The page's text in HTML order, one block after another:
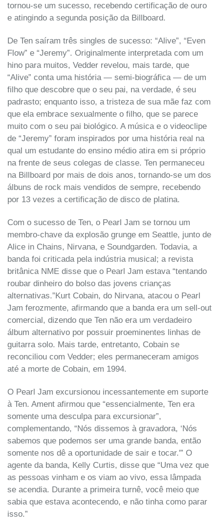
tornou-se um sucesso, recebendo certificação de ouro
e atingindo a segunda posição da Billboard.
De Ten saíram três singles de sucesso: “Alive”, “Even
Flow” e “Jeremy”. Originalmente interpretada com um
hino para muitos, Vedder revelou, mais tarde, que
“Alive” conta uma história — semi-biográfica — de um
filho que descobre que o seu pai, na verdade, é seu
padrasto; enquanto isso, a tristeza de sua mãe faz com
que ela embrace sexualmente o filho, que se parece
muito com o seu pai biológico. A música e o videoclipe
de “Jeremy” foram inspirados por uma história real na
qual um estudante do ensino médio atira em si próprio
na frente de seus colegas de classe. Ten permaneceu
na Billboard por mais de dois anos, tornando-se um dos
álbuns de rock mais vendidos de sempre, recebendo
por 13 vezes a certificação de disco de platina.
Com o sucesso de Ten, o Pearl Jam se tornou um
membro-chave da explosão grunge em Seattle, junto de
Alice in Chains, Nirvana, e Soundgarden. Todavia, a
banda foi criticada pela indústria musical; a revista
britânica NME disse que o Pearl Jam estava “tentando
roubar dinheiro do bolso das jovens crianças
alternativas.”Kurt Cobain, do Nirvana, atacou o Pearl
Jam ferozmente, afirmando que a banda era um sell-out
comercial, dizendo que Ten não era um verdadeiro
álbum alternativo por possuir proeminentes linhas de
guitarra solo. Mais tarde, entretanto, Cobain se
reconciliou com Vedder; eles permaneceram amigos
até a morte de Cobain, em 1994.
O Pearl Jam excursionou incessantemente em suporte
à Ten. Ament afirmou que “essencialmente, Ten era
somente uma desculpa para excursionar”,
complementando, “Nós dissemos à gravadora, ‘Nós
sabemos que podemos ser uma grande banda, então
somente nos dê a oportunidade de sair e tocar.'” O
agente da banda, Kelly Curtis, disse que “Uma vez que
as pessoas vinham e os viam ao vivo, essa lâmpada
se acendia. Durante a primeira turnê, você meio que
sabia que estava acontecendo, e não tinha como parar
isso.”